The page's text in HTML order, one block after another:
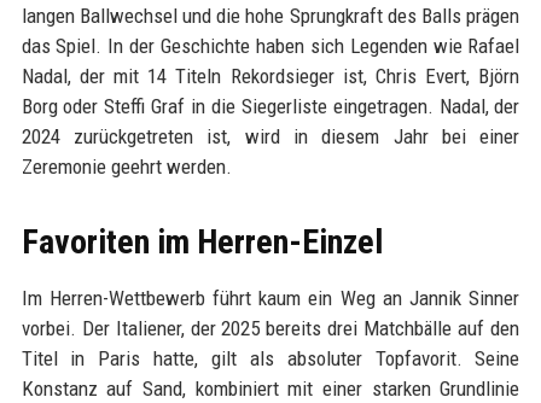
langen Ballwechsel und die hohe Sprungkraft des Balls prägen
das Spiel. In der Geschichte haben sich Legenden wie Rafael
Nadal, der mit 14 Titeln Rekordsieger ist, Chris Evert, Björn
Borg oder Steffi Graf in die Siegerliste eingetragen. Nadal, der
2024 zurückgetreten ist, wird in diesem Jahr bei einer
Zeremonie geehrt werden.
Favoriten im Herren-Einzel
Im Herren-Wettbewerb führt kaum ein Weg an Jannik Sinner
vorbei. Der Italiener, der 2025 bereits drei Matchbälle auf den
Titel in Paris hatte, gilt als absoluter Topfavorit. Seine
Konstanz auf Sand, kombiniert mit einer starken Grundlinie